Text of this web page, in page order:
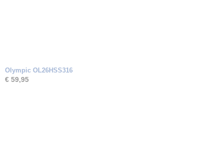
Olympic OL26HSS316
€ 59,95